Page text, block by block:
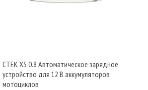
В корзину
CTEK XS 0.8 Автоматическое зарядное
устройство для 12 В аккумуляторов
мотоциклов